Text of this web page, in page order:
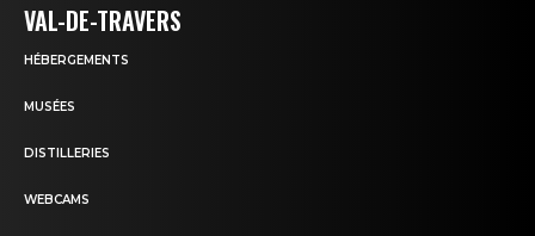
VAL-DE-TRAVERS
HÉBERGEMENTS
MUSÉES
DISTILLERIES
WEBCAMS